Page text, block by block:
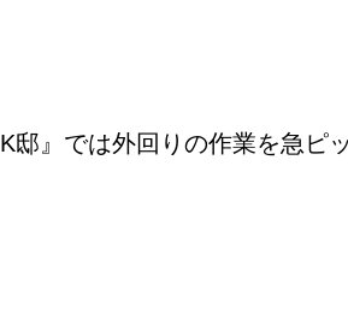
』では外回りの作業を急ピ